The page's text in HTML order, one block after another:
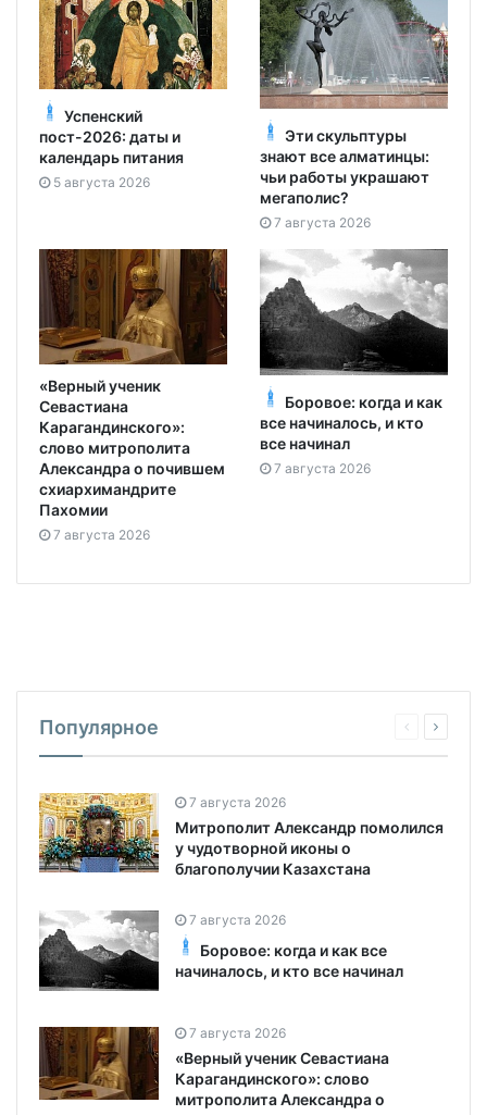
Успенский
пост-2026: даты и
календарь питания
5 августа 2026
Эти скульптуры
знают все алматинцы:
чьи работы украшают
мегаполис?
7 августа 2026
«Верный ученик
Севастиана
Карагандинского»:
слово митрополита
Александра о почившем
схиархимандрите
Пахомии
7 августа 2026
Боровое: когда и как
все начиналось, и кто
все начинал
7 августа 2026
Популярное
7 августа 2026
Митрополит Александр помолился
у чудотворной иконы о
благополучии Казахстана
7 августа 2026
Боровое: когда и как все
начиналось, и кто все начинал
7 августа 2026
«Верный ученик Севастиана
Карагандинского»: слово
митрополита Александра о